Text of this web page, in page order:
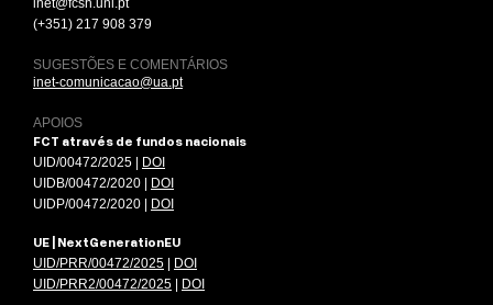
inet@fcsh.unl.pt
(+351) 217 908 379
SUGESTÕES E COMENTÁRIOS
inet-comunicacao@ua.pt
APOIOS
FCT através de fundos nacionais
UID/00472/2025 |
DOI
UIDB/00472/2020 |
DOI
UIDP/00472/2020 |
DOI
UE | NextGenerationEU
UID/PRR/00472/2025
DOI
UID/PRR2/00472/2025
DOI